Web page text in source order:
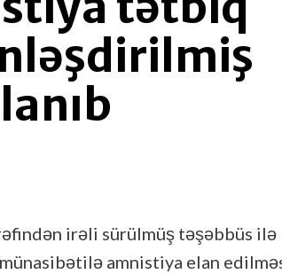
irəli sürülmüş təşəbbüs ilə
amnistiya elan